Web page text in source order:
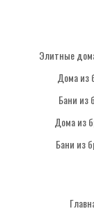
Элитные
Дома из
Бани из
Дома из
Бани из